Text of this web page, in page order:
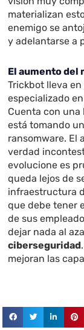
materializan
enemigo se
y adelantarse a
El aumento del
Trickbot lleva en
especializado
Cuenta con una
está tomando
ransomware. El
verdad
evolucione es
queda lejos de
infraestructura
que debe tener
de sus
dejar nada al
ciberseguridad
mejoran las